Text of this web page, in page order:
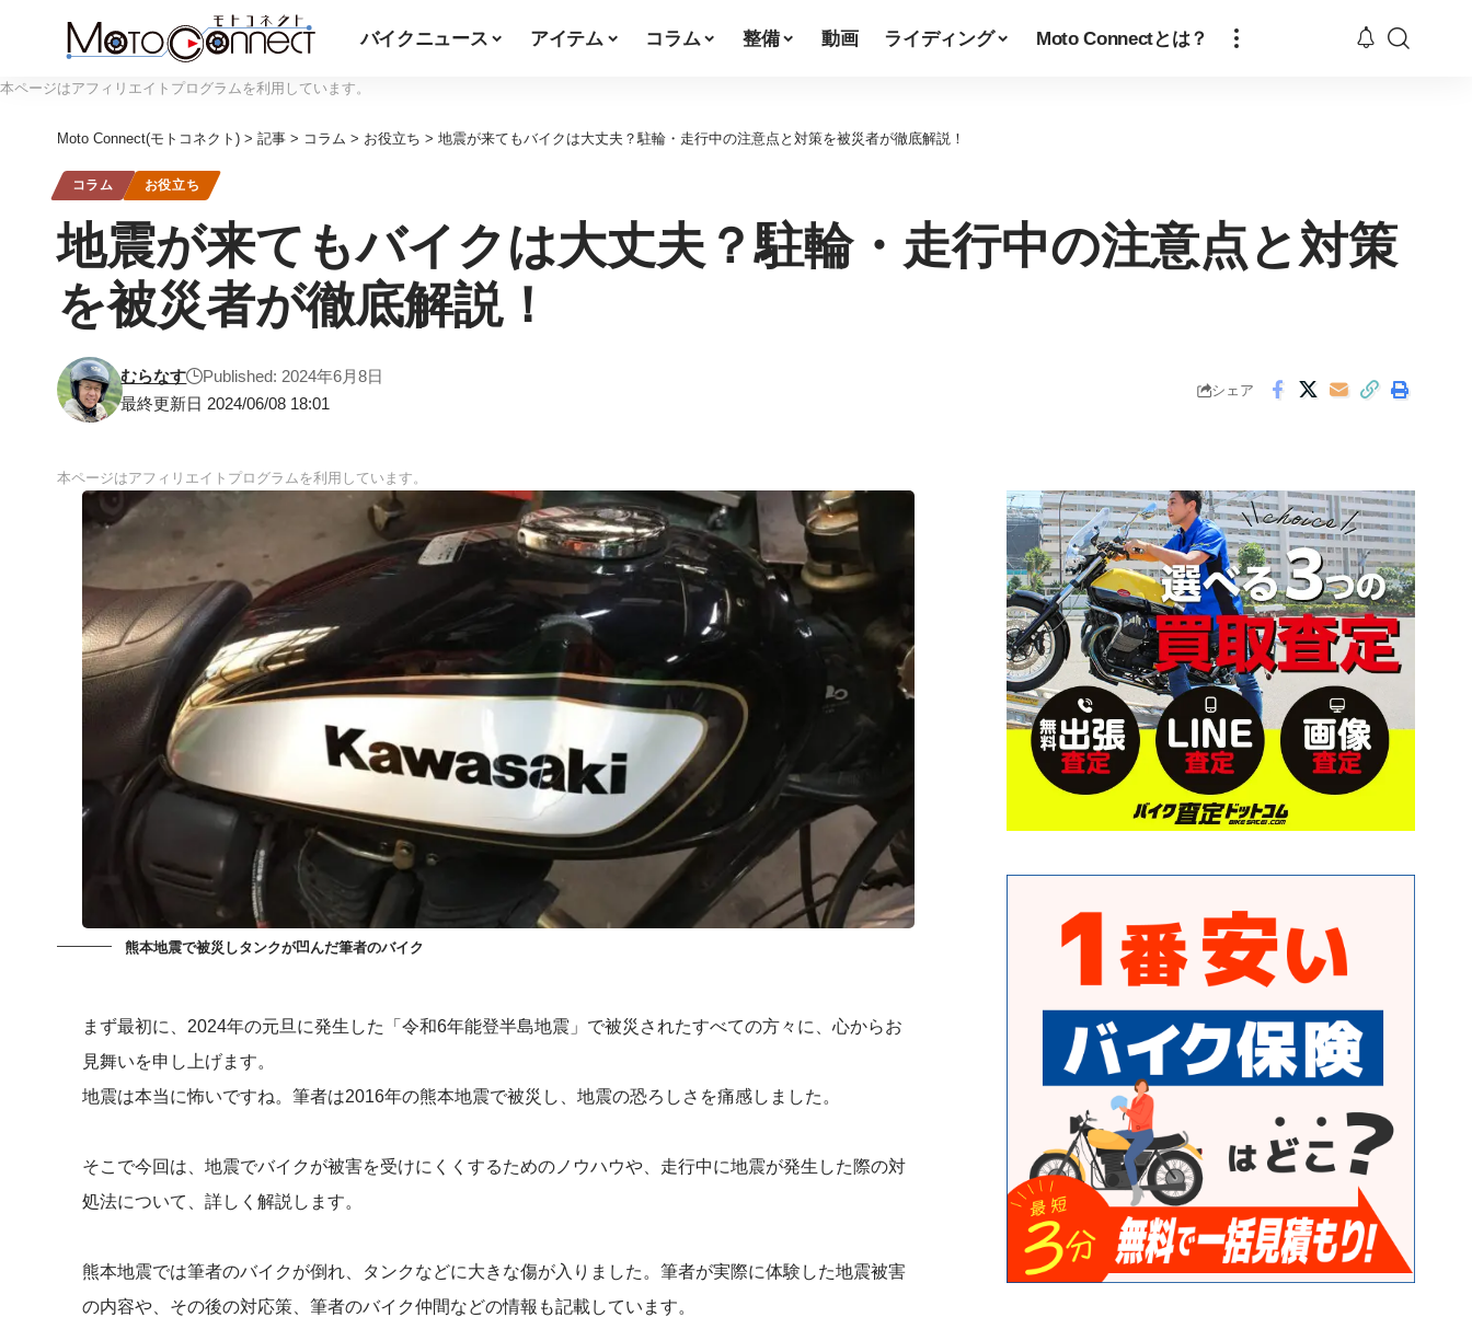
バイクニュース アイテム コラム 整備 動画 ライディング Moto Connectとは？
本ページはアフィリエイトプログラムを利用しています。
Moto Connect(モトコネクト) > 記事 > コラム > お役立ち > 地震が来てもバイクは大丈夫？駐輪・走行中の注意点と対策を被災者が徹底解説！
コラム お役立ち
地震が来てもバイクは大丈夫？駐輪・走行中の注意点と対策
を被災者が徹底解説！
最終更新日 2024/06/08 18:01
むらなす Published: 2024年6月8日
シェア
本ページはアフィリエイトプログラムを利用しています。
熊本地震で被災しタンクが凹んだ筆者のバイク
まず最初に、2024年の元旦に発生した「令和6年能登半島地震」で被災されたすべての方々に、心からお
見舞いを申し上げます。
地震は本当に怖いですね。筆者は2016年の熊本地震で被災し、地震の恐ろしさを痛感しました。
そこで今回は、地震でバイクが被害を受けにくくするためのノウハウや、走行中に地震が発生した際の対
処法について、詳しく解説します。
熊本地震では筆者のバイクが倒れ、タンクなどに大きな傷が入りました。筆者が実際に体験した地震被害
の内容や、その後の対応策、筆者のバイク仲間などの情報も記載しています。